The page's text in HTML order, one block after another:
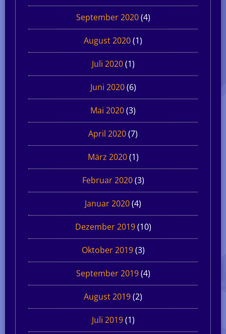
September 2020(4)
August 2020(1)
Juli 2020(1)
Juni 2020(6)
Mai 2020(3)
April 2020(7)
März 2020(1)
Februar 2020(3)
Januar 2020(4)
Dezember 2019(10)
Oktober 2019(3)
September 2019(4)
August 2019(2)
Juli 2019(1)